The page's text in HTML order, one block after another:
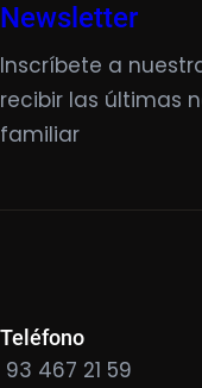
Newsletter
Inscríbete a
recibir las últimas
familiar
Teléfono
93 467 21 59